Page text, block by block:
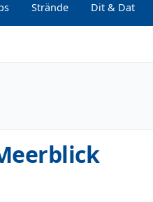
Strände Dit & Dat